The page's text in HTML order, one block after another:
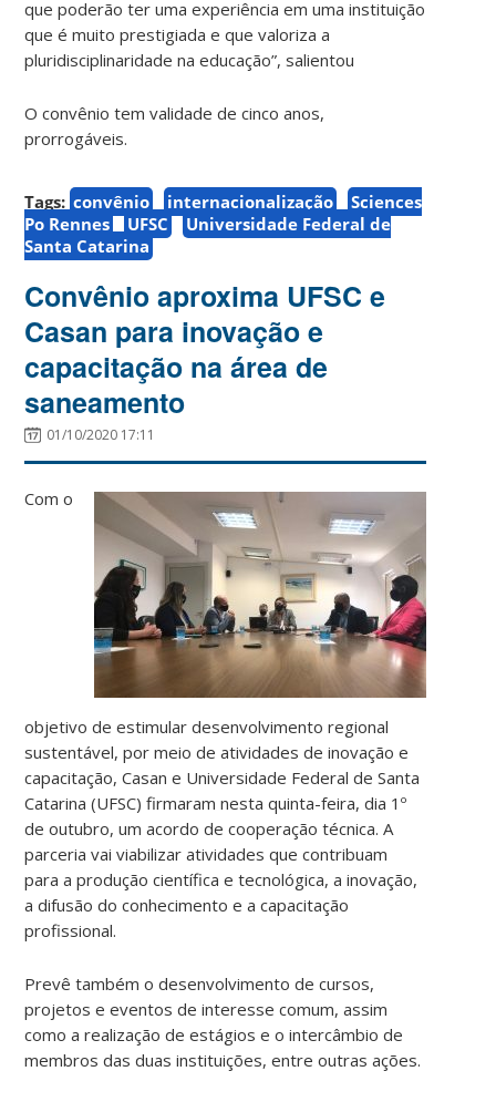
que poderão ter uma experiência em uma instituição
que é muito prestigiada e que valoriza a
pluridisciplinaridade na educação”, salientou
O convênio tem validade de cinco anos,
prorrogáveis.
Tags: convênio internacionalização
Sciences
Po Rennes
UFSC
Universidade Federal de
Santa Catarina
Convênio aproxima UFSC e
Casan para inovação e
capacitação na área de
saneamento
01/10/2020 17:11
Com o
objetivo de estimular desenvolvimento regional
sustentável, por meio de atividades de inovação e
capacitação, Casan e Universidade Federal de Santa
Catarina (UFSC) firmaram nesta quinta-feira, dia 1º
de outubro, um acordo de cooperação técnica. A
parceria vai viabilizar atividades que contribuam
para a produção científica e tecnológica, a inovação,
a difusão do conhecimento e a capacitação
profissional.
Prevê também o desenvolvimento de cursos,
projetos e eventos de interesse comum, assim
como a realização de estágios e o intercâmbio de
membros das duas instituições, entre outras ações.